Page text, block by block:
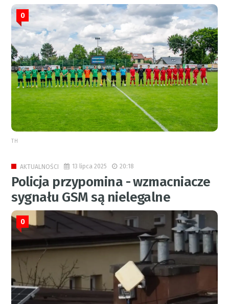
0
TH
AKTUALNOŚCI 13 lipca 2025 20:18
Policja przypomina - wzmacniacze
sygnału GSM są nielegalne
0